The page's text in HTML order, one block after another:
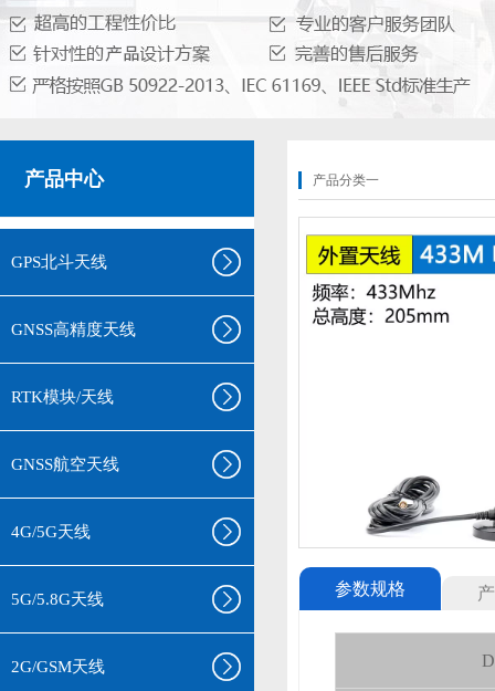
产品中心
GPS北斗天线
GNSS高精度天线
RTK模块/天线
GNSS航空天线
4G/5G天线
5G/5.8G天线
2G/GSM天线
产品分类一
参数规格